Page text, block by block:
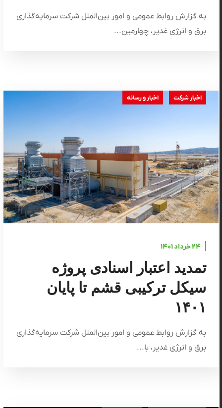
به گزارش روابط عمومی و امور بین‌الملل شرکت سرمایه‌گذاری
برق و انرژی غدیر، چهارمین...
اخبار شرکت اخبار و رسانه
۲۴ خرداد ۱۴۰۱
تمدید اعتبار اسنادی پروژه
سیکل ترکیبی قشم تا پایان
۱۴۰۱
به گزارش روابط عمومی و امور بین‌الملل شرکت سرمایه‌گذاری
برق و انرژی غدیر، با...